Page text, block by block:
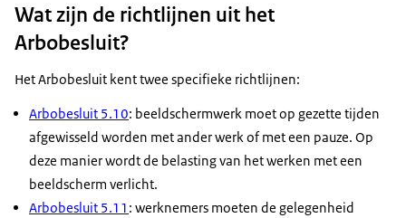
Wat zijn de richtlijnen uit het
Arbobesluit?
Het Arbobesluit kent twee specifieke richtlijnen:
Arbobesluit 5.10: beeldschermwerk moet op gezette tijden
afgewisseld worden met ander werk of met een pauze. Op
deze manier wordt de belasting van het werken met een
beeldscherm verlicht.
Arbobesluit 5.11 : werknemers moeten de gelegenheid